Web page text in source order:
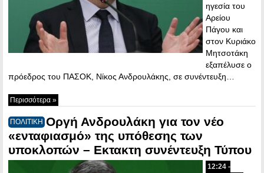
ηγεσία του
Αρείου
Πάγου και
στον Κυριάκο
Μητσοτάκη
εξαπέλυσε ο
πρόεδρος του ΠΑΣΟΚ, Νίκος Ανδρουλάκης, σε συνέντευξη…
Περισσότερα »
ΠΟΛΙΤΙΚΗ Οργή Ανδρουλάκη για τον νέο
«ενταφιασμό» της υπόθεσης των
υποκλοπών – Εκτακτη συνέντευξη Τύπου
12:24 -